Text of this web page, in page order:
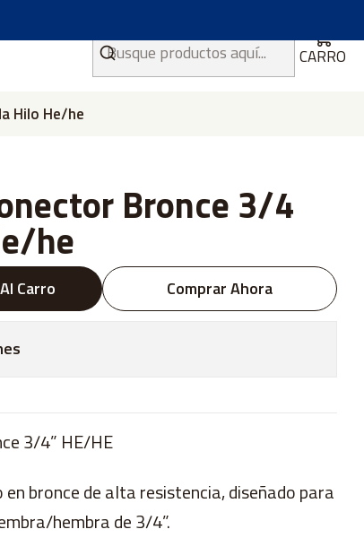
CARRO
Hilo He/he
Bronce 3/4
he
Carro Comprar Ahora
3/4” HE/HE
bronce de alta resistencia, diseñado para
hembra de 3/4”.